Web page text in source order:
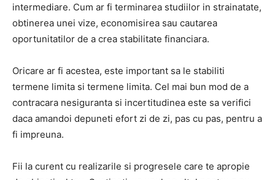
intermediare. Cum ar fi terminarea studiilor in strainatate,
obtinerea unei vize, economisirea sau cautarea
oportunitatilor de a crea stabilitate financiara.
Oricare ar fi acestea, este important sa le stabiliti
termene limita si termene limita. Cel mai bun mod de a
contracara nesiguranta si incertitudinea este sa verifici
daca amandoi depuneti efort zi de zi, pas cu pas, pentru a
fi impreuna.
Fii la curent cu realizarile si progresele care te apropie